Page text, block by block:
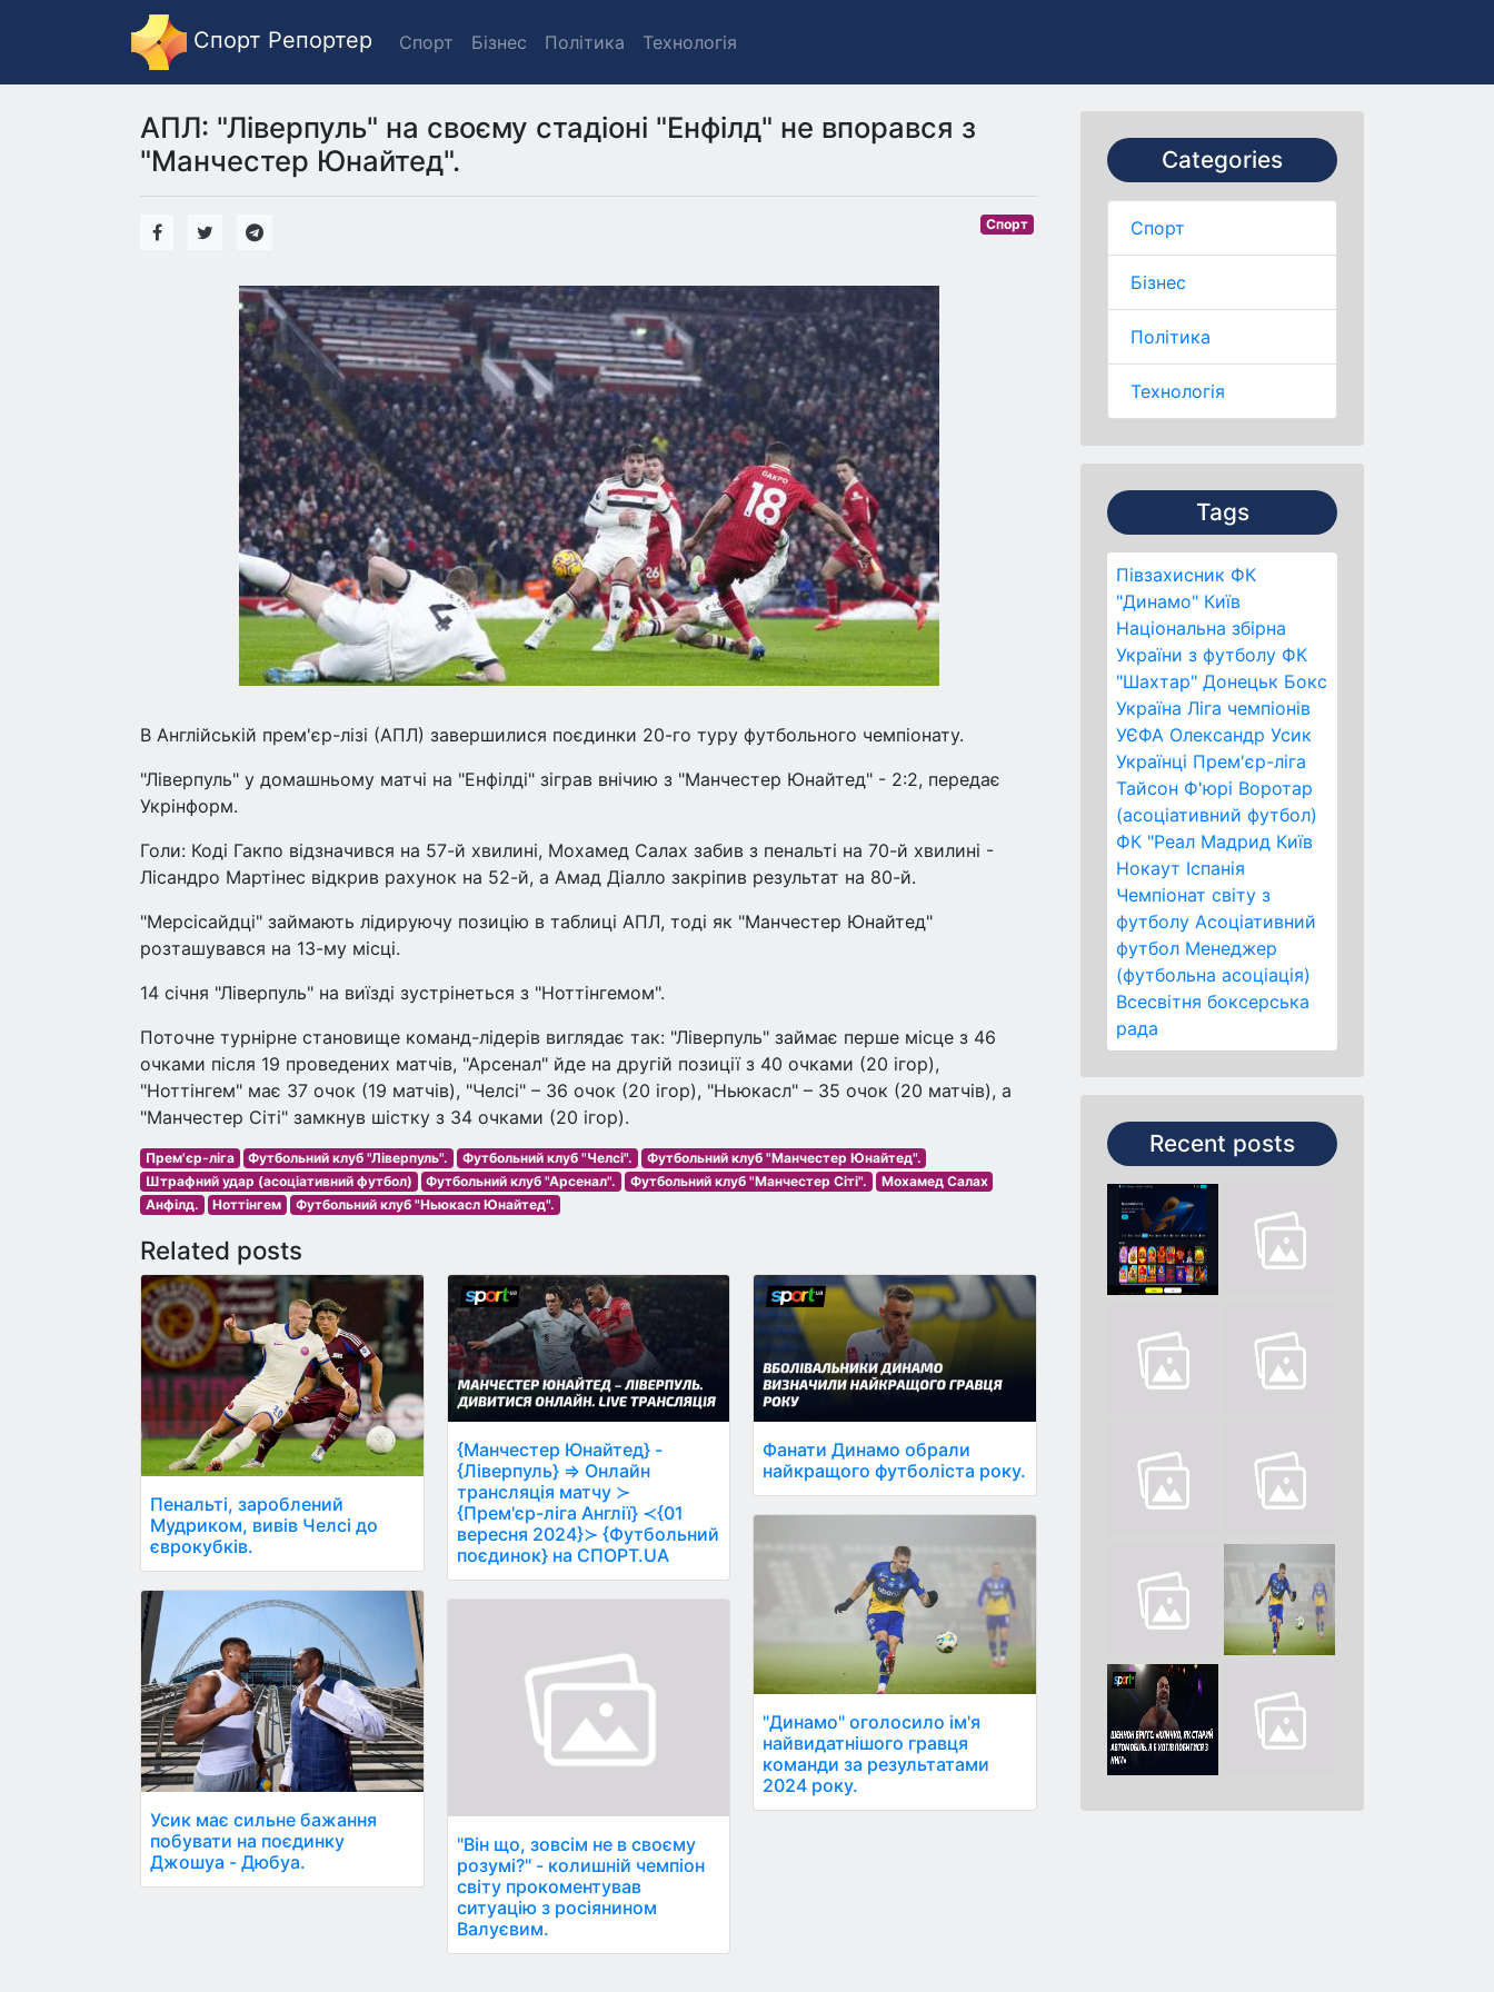
Спорт Репортер Спорт Бізнес Політика Технологія
Categories
Спорт
Бізнес
Політика
Технологія
Tags
Півзахисник ФК
"Динамо" Київ
Національна збірна
України з футболу ФК
"Шахтар" Донецьк Бокс
Україна Ліга чемпіонів
УЄФА Олександр Усик
Українці Прем'єр-ліга
Тайсон Ф'юрі Воротар
(асоціативний футбол)
ФК "Реал Мадрид Київ
Нокаут Іспанія
Чемпіонат світу з
футболу Асоціативний
футбол Менеджер
(футбольна асоціація)
Всесвітня боксерська
рада
Recent posts
АПЛ: "Ліверпуль" на своєму стадіоні "Енфілд" не впорався з
"Манчестер Юнайтед".
Спорт
В Англійській прем'єр-лізі (АПЛ) завершилися поєдинки 20-го туру футбольного чемпіонату.
"Ліверпуль" у домашньому матчі на "Енфілді" зіграв внічию з "Манчестер Юнайтед" - 2:2, передає
Укрінформ.
Голи: Коді Гакпо відзначився на 57-й хвилині, Мохамед Салах забив з пенальті на 70-й хвилині -
Лісандро Мартінес відкрив рахунок на 52-й, а Амад Діалло закріпив результат на 80-й.
"Мерсісайдці" займають лідируючу позицію в таблиці АПЛ, тоді як "Манчестер Юнайтед"
розташувався на 13-му місці.
14 січня "Ліверпуль" на виїзді зустрінеться з "Ноттінгемом".
Поточне турнірне становище команд-лідерів виглядає так: "Ліверпуль" займає перше місце з 46
очками після 19 проведених матчів, "Арсенал" йде на другій позиції з 40 очками (20 ігор),
"Ноттінгем" має 37 очок (19 матчів), "Челсі" – 36 очок (20 ігор), "Ньюкасл" – 35 очок (20 матчів), а
"Манчестер Сіті" замкнув шістку з 34 очками (20 ігор).
Прем'єр-ліга Футбольний клуб "Ліверпуль". Футбольний клуб "Челсі".
Футбольний клуб "Манчестер Юнайтед".
Штрафний удар (асоціативний футбол)
Футбольний клуб "Арсенал". Футбольний клуб "Манчестер Сіті".
Мохамед Салах
Анфілд.
Ноттінгем Футбольний клуб "Ньюкасл Юнайтед".
Related posts
Пенальті, зароблений
Мудриком, вивів Челсі до
єврокубків.
Усик має сильне бажання
побувати на поєдинку
Джошуа - Дюбуа.
{Манчестер Юнайтед} -
{Ліверпуль} ⇒ Онлайн
трансляція матчу ≻
{Прем'єр-ліга Англії} ≺{01
вересня 2024}≻ {Футбольний
поєдинок} на СПОРТ.UA
"Він що, зовсім не в своєму
розумі?" - колишній чемпіон
світу прокоментував
ситуацію з росіянином
Валуєвим.
Фанати Динамо обрали
найкращого футболіста року.
"Динамо" оголосило ім'я
найвидатнішого гравця
команди за результатами
2024 року.